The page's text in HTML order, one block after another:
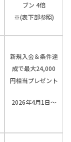
ブン 4倍
※(表下部参照)
新規入会＆条件達
成で最大24,000
円相当プレゼント
2026年4月1日～